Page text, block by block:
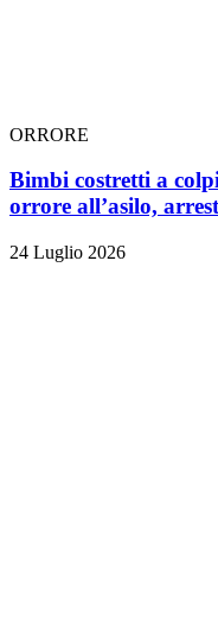
ORRORE
Bimbi costretti a
orrore all’asilo,
24 Luglio 2026